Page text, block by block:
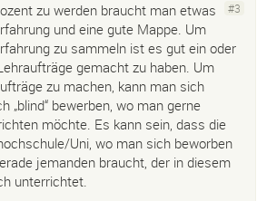
#3
zu werden braucht man etwas
und eine gute Mappe. Um
zu sammeln ist es gut ein oder
gemacht zu haben. Um
zu machen, kann man sich
„blind“ bewerben, wo man gerne
möchte. Es kann sein, dass die
Uni, wo man sich beworben
jemanden braucht, der in diesem
unterrichtet.